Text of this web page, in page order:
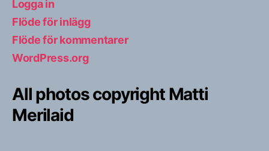
Logga in
Flöde för inlägg
Flöde för kommentarer
WordPress.org
All photos copyright Matti
Merilaid